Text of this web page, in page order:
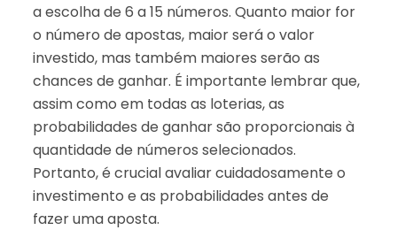
a escolha de 6 a 15 números. Quanto maior for
o número de apostas, maior será o valor
investido, mas também maiores serão as
chances de ganhar. É importante lembrar que,
assim como em todas as loterias, as
probabilidades de ganhar são proporcionais à
quantidade de números selecionados.
Portanto, é crucial avaliar cuidadosamente o
investimento e as probabilidades antes de
fazer uma aposta.